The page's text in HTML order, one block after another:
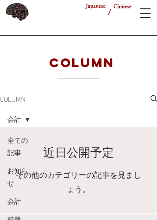
Japanese Chinese
/
COLUMN
COLUMN
全ての
記事
お知ら
せ
会計
会計
近日公開予定
その他のカテゴリーの記事を見まし
ょう。